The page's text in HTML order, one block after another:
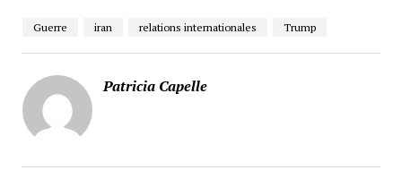
Guerre iran relations internationales Trump
Patricia Capelle